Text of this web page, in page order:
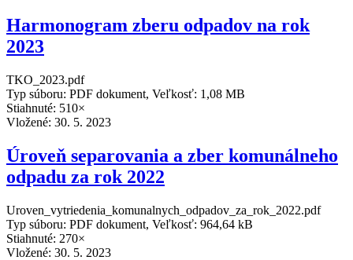
Harmonogram zberu odpadov na rok
2023
TKO_2023.pdf
Typ súboru: PDF dokument, Veľkosť: 1,08 MB
Stiahnuté: 510×
Vložené: 30. 5. 2023
Úroveň separovania a zber komunálneho
odpadu za rok 2022
Uroven_vytriedenia_komunalnych_odpadov_za_rok_2022.pdf
Typ súboru: PDF dokument, Veľkosť: 964,64 kB
Stiahnuté: 270×
Vložené: 30. 5. 2023